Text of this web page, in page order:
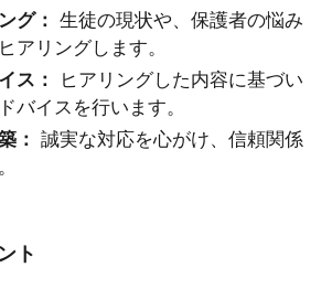
グ： 生徒の現状や、保護者の悩み
アリングします。
ス：
ヒアリングした内容に基づい
バイスを行います。
： 誠実な対応を心がけ、信頼関係
ト